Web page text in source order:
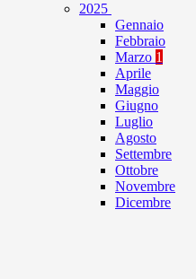
2025
Gennaio
Febbraio
Marzo 1
Aprile
Maggio
Giugno
Luglio
Agosto
Settembre
Ottobre
Novembre
Dicembre